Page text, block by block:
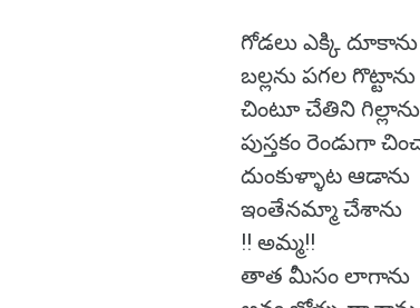
గోడలు ఎక్కి దూకాను
బల్లను పగల గొట్టాను
చింటూ చేతిని గిల్లాను
పుస్తకం రెండుగా
దుంకుళ్ళాట ఆడాను
ఇంతేనమ్మా చేశాను
!! అమ్మ!!
తాత మీసం లాగాను